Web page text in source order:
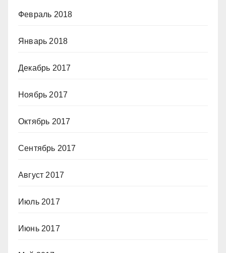
Февраль 2018
Январь 2018
Декабрь 2017
Ноябрь 2017
Октябрь 2017
Сентябрь 2017
Август 2017
Июль 2017
Июнь 2017